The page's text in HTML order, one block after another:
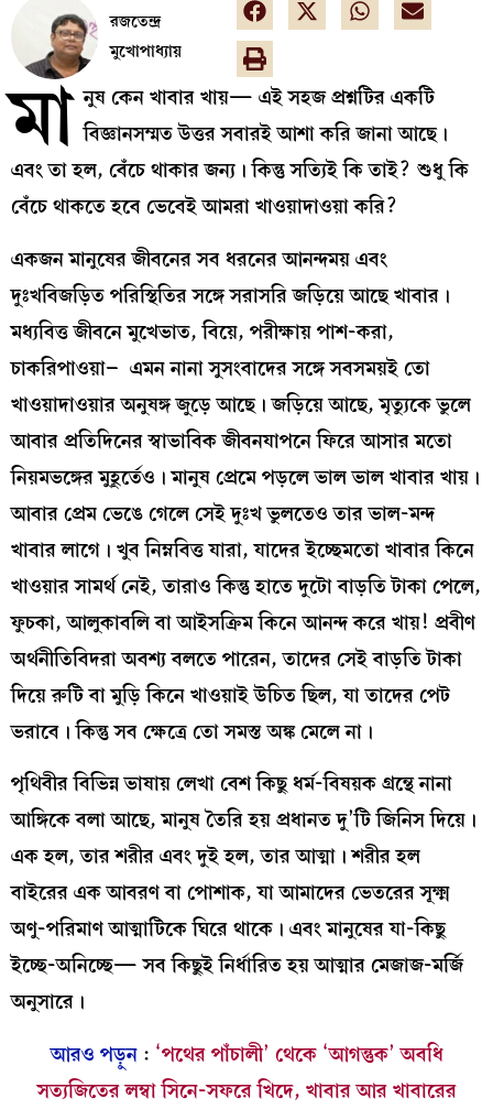
রজতেন্দ্র
মুখোপাধ্যায়
মা নুষ কেন খাবার খায়— এই সহজ প্রশ্নটির একটি
বিজ্ঞানসম্মত উত্তর সবারই আশা করি জানা আছে।
এবং তা হল, বেঁচে থাকার জন্য। কিন্তু সত্যিই কি তাই? শুধু কি
বেঁচে থাকতে হবে ভেবেই আমরা খাওয়াদাওয়া করি?
একজন মানুষের জীবনের সব ধরনের আনন্দময় এবং
দুঃখবিজড়িত পরিস্থিতির সঙ্গে সরাসরি জড়িয়ে আছে খাবার।
মধ্যবিত্ত জীবনে মুখেভাত, বিয়ে, পরীক্ষায় পাশ-করা,
চাকরিপাওয়া– এমন নানা সুসংবাদের সঙ্গে সবসময়ই তো
খাওয়াদাওয়ার অনুষঙ্গ জুড়ে আছে। জড়িয়ে আছে, মৃত্যুকে ভুলে
আবার প্রতিদিনের স্বাভাবিক জীবনযাপনে ফিরে আসার মতো
নিয়মভঙ্গের মুহূর্তেও। মানুষ প্রেমে পড়লে ভাল ভাল খাবার খায়।
আবার প্রেম ভেঙে গেলে সেই দুঃখ ভুলতেও তার ভাল-মন্দ
খাবার লাগে। খুব নিম্নবিত্ত যারা, যাদের ইচ্ছেমতো খাবার কিনে
খাওয়ার সামর্থ নেই, তারাও কিন্তু হাতে দুটো বাড়তি টাকা পেলে,
ফুচকা, আলুকাবলি বা আইসক্রিম কিনে আনন্দ করে খায়! প্রবীণ
অর্থনীতিবিদরা অবশ্য বলতে পারেন, তাদের সেই বাড়তি টাকা
দিয়ে রুটি বা মুড়ি কিনে খাওয়াই উচিত ছিল, যা তাদের পেট
ভরাবে। কিন্তু সব ক্ষেত্রে তো সমস্ত অঙ্ক মেলে না।
পৃথিবীর বিভিন্ন ভাষায় লেখা বেশ কিছু ধর্ম-বিষয়ক গ্রন্থে নানা
আঙ্গিকে বলা আছে, মানুষ তৈরি হয় প্রধানত দু’টি জিনিস দিয়ে।
এক হল, তার শরীর এবং দুই হল, তার আত্মা। শরীর হল
বাইরের এক আবরণ বা পোশাক, যা আমাদের ভেতরের সূক্ষ্ম
অণু-পরিমাণ আত্মাটিকে ঘিরে থাকে। এবং মানুষের যা-কিছু
ইচ্ছে-অনিচ্ছে— সব কিছুই নির্ধারিত হয় আত্মার মেজাজ-মর্জি
অনুসারে।
আরও পড়ুন: ‘‌পথের পাঁচালী’ থেকে ‘‌আগন্তুক’‌ অবধি
সত্যজিতের লম্বা সিনে-সফরে খিদে, খাবার আর খাবারের